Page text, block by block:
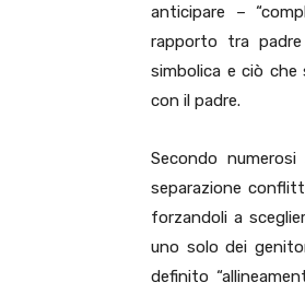
anticipare –
rapporto tra
simbolica e ciò che
con il padre.
Secondo numerosi
separazione
forzandoli a
uno solo dei
definito